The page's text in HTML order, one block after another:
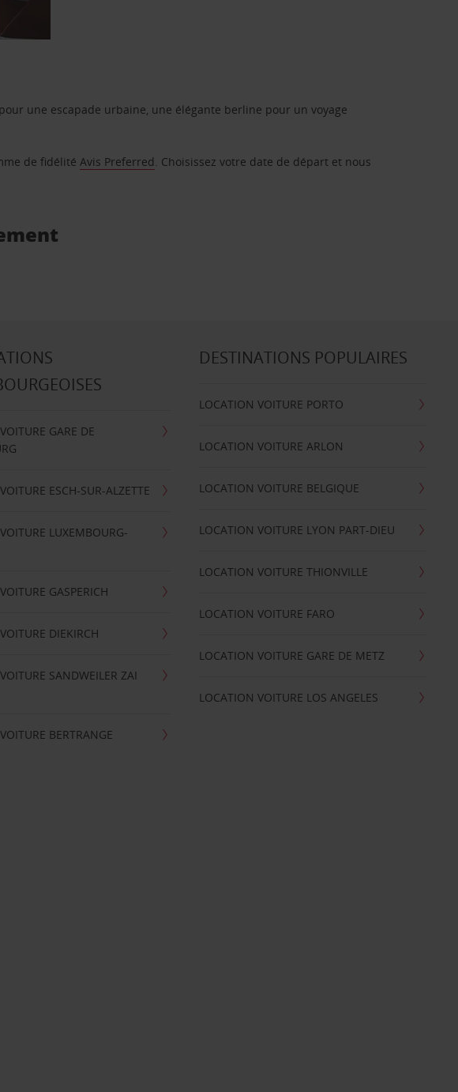
une escapade urbaine, une élégante berline pour un voyage
de fidélitéAvis Preferred. Choisissez votre date de départ et nous
GARE DE
ESCH-SUR-ALZETTE
LUXEMBOURG-
GASPERICH
DIEKIRCH
SANDWEILER ZAI
BERTRANGE
DESTINATIONS POPULAIRES
LOCATION VOITURE PORTO
LOCATION VOITURE ARLON
LOCATION VOITURE BELGIQUE
LOCATION VOITURE LYON PART-DIEU
LOCATION VOITURE THIONVILLE
LOCATION VOITURE FARO
LOCATION VOITURE GARE DE METZ
LOCATION VOITURE LOS ANGELES